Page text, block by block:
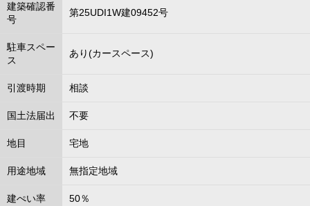
建築確認番
号
第25UDI1W建09452号
駐車スペー
ス
あり(カースペース)
引渡時期 相談
国土法届出 不要
地目 宅地
用途地域 無指定地域
建ぺい率 50％